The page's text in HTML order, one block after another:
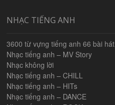
NHẠC TIẾNG ANH
3600 từ vựng tiếng anh 66 bài hát
Nhạc tiếng anh – MV Story
Nhạc không lời
Nhạc tiếng anh – CHILL
Nhạc tiếng anh – HITs
Nhạc tiếng anh – DANCE